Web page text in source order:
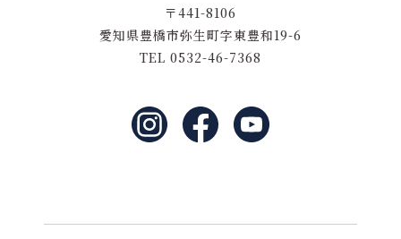
〒441-8106
愛知県豊橋市弥生町字東豊和19-6
TEL 0532-46-7368